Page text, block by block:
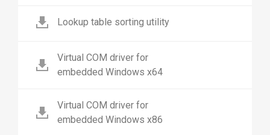
Lookup table sorting utility
Virtual COM driver for
embedded Windows x64
Virtual COM driver for
embedded Windows x86